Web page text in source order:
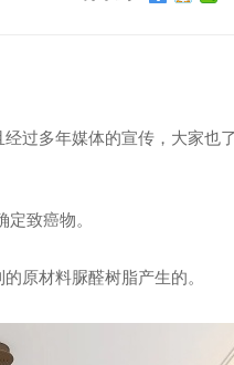
过多年媒体的宣传，大家也
致癌物。
原材料脲醛树脂产生的。